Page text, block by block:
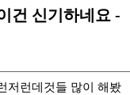
건 신기하네요 -
저런데것들 많이 해봤